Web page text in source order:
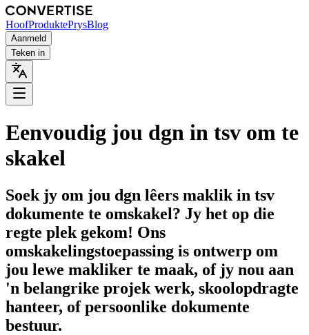
HoofProduktePrysBlog
Aanmeld
Teken in
Eenvoudig jou dgn in tsv om te
skakel
Soek jy om jou dgn lêers maklik in tsv
dokumente te omskakel? Jy het op die
regte plek gekom! Ons
omskakelingstoepassing is ontwerp om
jou lewe makliker te maak, of jy nou aan
'n belangrike projek werk, skoolopdragte
hanteer, of persoonlike dokumente
bestuur.